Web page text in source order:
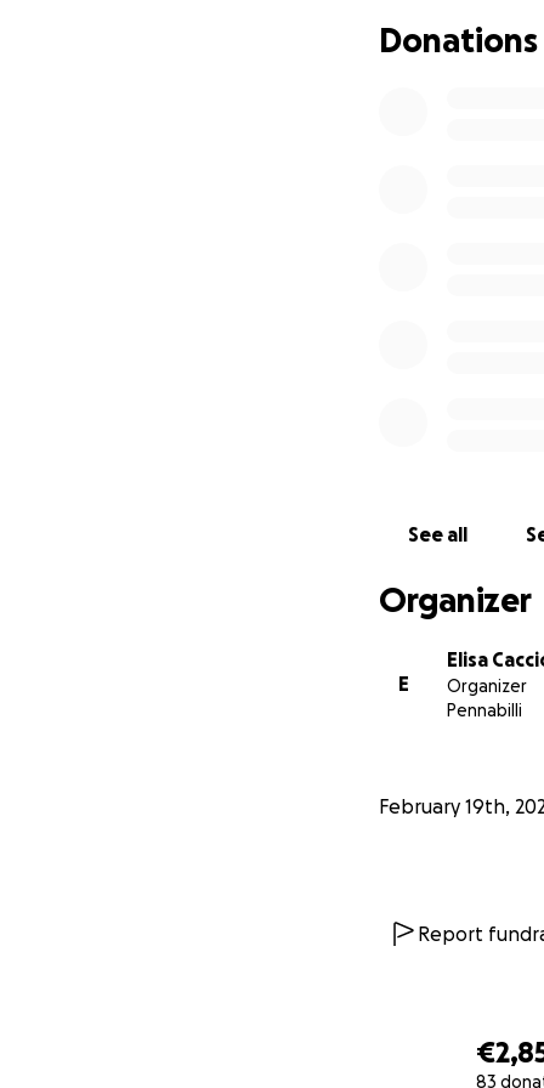
83
sono diventati
Abbiamo
Donations
See all
Organizer
E
Elisa
Organizer
Pennabilli
February 19th,
Report